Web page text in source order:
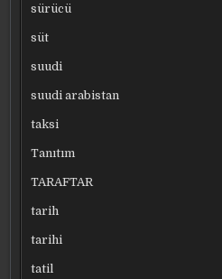
sürücü
süt
suudi
suudi arabistan
taksi
Tanıtım
TARAFTAR
tarih
tarihi
tatil